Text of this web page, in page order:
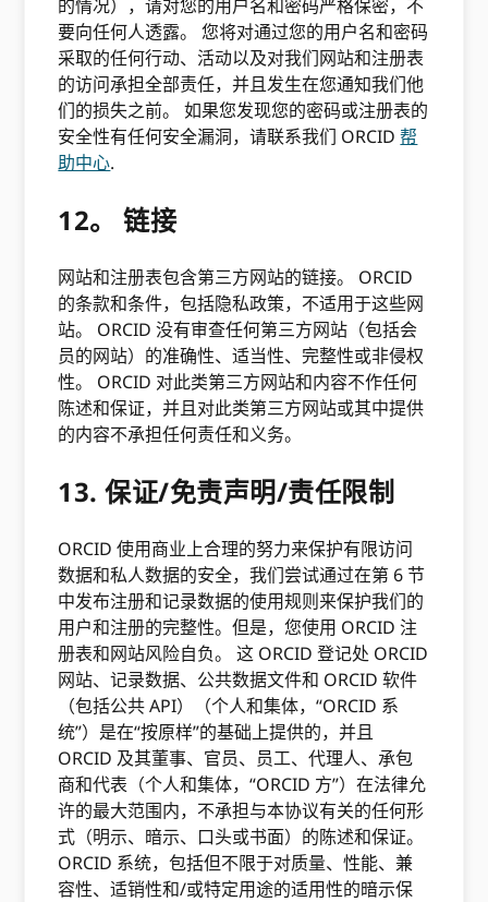
的情况），请对您的用户名和密码严格保密，不
要向任何人透露。 您将对通过您的用户名和密码
采取的任何行动、活动以及对我们网站和注册表
的访问承担全部责任，并且发生在您通知我们他
们的损失之前。 如果您发现您的密码或注册表的
安全性有任何安全漏洞，请联系我们 ORCID帮
助中心.
12。 链接
网站和注册表包含第三方网站的链接。 ORCID
的条款和条件，包括隐私政策，不适用于这些网
站。 ORCID 没有审查任何第三方网站（包括会
员的网站）的准确性、适当性、完整性或非侵权
性。 ORCID 对此类第三方网站和内容不作任何
陈述和保证，并且对此类第三方网站或其中提供
的内容不承担任何责任和义务。
13. 保证/免责声明/责任限制
ORCID 使用商业上合理的努力来保护有限访问
数据和私人数据的安全，我们尝试通过在第 6 节
中发布注册和记录数据的使用规则来保护我们的
用户和注册的完整性。但是，您使用 ORCID 注
册表和网站风险自负。 这 ORCID 登记处 ORCID
网站、记录数据、公共数据文件和 ORCID 软件
（包括公共 API）（个人和集体，“ORCID 系
统”）是在“按原样”的基础上提供的，并且
ORCID 及其董事、官员、员工、代理人、承包
商和代表（个人和集体，“ORCID 方”）在法律允
许的最大范围内，不承担与本协议有关的任何形
式（明示、暗示、口头或书面）的陈述和保证。
ORCID 系统，包括但不限于对质量、性能、兼
容性、适销性和/或特定用途的适用性的暗示保